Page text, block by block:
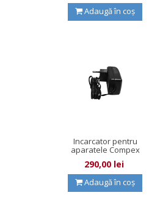
Adaugă în coș
Incarcator pentru
aparatele Compex
cu fire...
290,00 lei
Adaugă în coș